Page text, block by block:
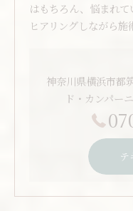
はもちろん、悩まれ
ヒアリングしながら施
神奈川県横浜市都
ド・カンパー
テ